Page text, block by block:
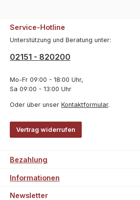
Service-Hotline
Unterstützung und Beratung unter:
02151 - 820200
Mo-Fr 09:00 - 18:00 Uhr,
Sa 09:00 - 13:00 Uhr
Oder über unser Kontaktformular.
Vertrag widerrufen
Bezahlung
Informationen
Newsletter